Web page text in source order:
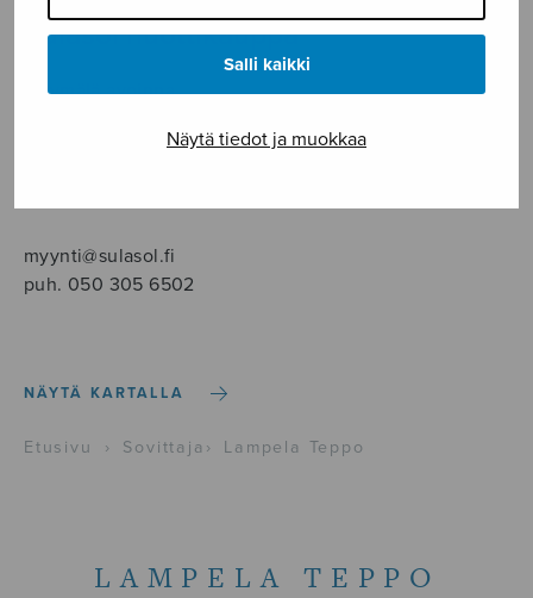
Salli kaikki
Näytä tiedot ja muokkaa
Sulasol nuottikauppa
Myymälä avoinna
myynti@sulasol.fi
puh. 050 305 6502
NÄYTÄ KARTALLA
Etusivu › Sovittaja › Lampela Teppo
LAMPELA TEPPO